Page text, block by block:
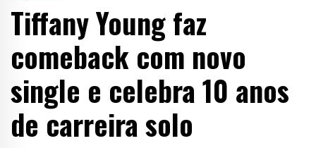
Tiffany Young faz
comeback com novo
single e celebra 10 anos
de carreira solo